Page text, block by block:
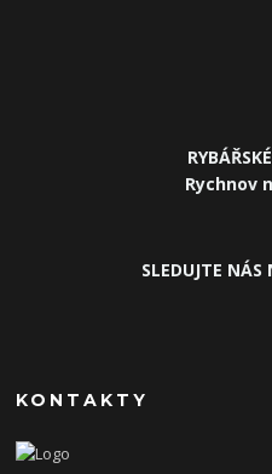
Rychnov
SLEDUJTE
KONTAKTY